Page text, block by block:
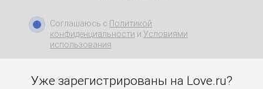
Соглашаюсь с Политикой
конфиденциальности и Условиями
использования
Уже зарегистрированы на Love.ru?